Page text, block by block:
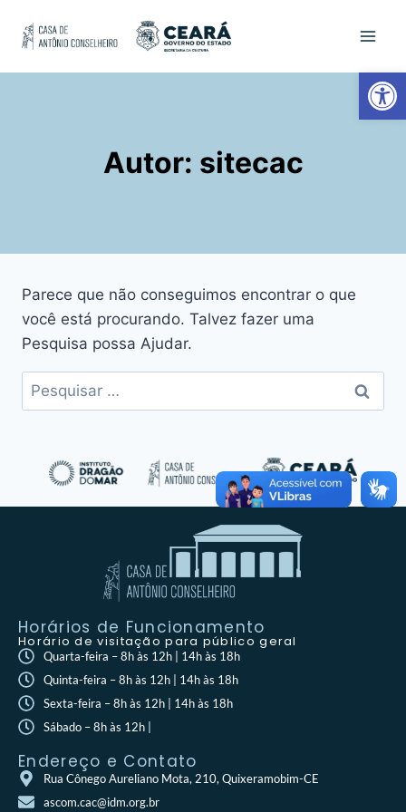
Autor: sitecac
Parece que não conseguimos encontrar o que
você está procurando. Talvez fazer uma
Pesquisa possa Ajudar.
Horários de Funcionamento
Horário de visitação para público geral
Quarta-feira – 8h às 12h | 14h às 18h
Quinta-feira – 8h às 12h | 14h às 18h
Sexta-feira – 8h às 12h | 14h às 18h
Sábado – 8h às 12h |
Endereço e Contato
Rua Cônego Aureliano Mota, 210, Quixeramobim-CE
ascom.cac@idm.org.br